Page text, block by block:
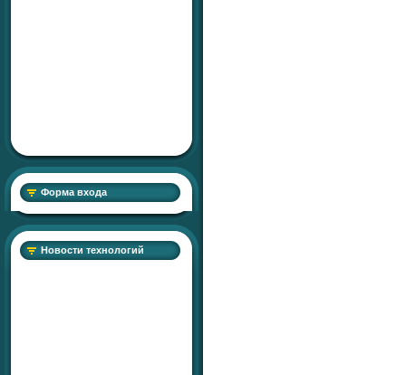
Форма входа
Новости технологий